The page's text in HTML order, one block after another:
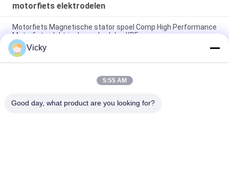
motorfiets elektrodelen
Motorfiets Magnetische stator spoel Comp High Performance
Motorfiets elektrische onderdelen KRF
Elektrische motorfiets relais connector Kriss 100 voor B2B
kopers Goede prestaties Mannelijke 6.3mm
Elektrische schakelaar relais voor NOUVO mannelijke
Vicky
5:55 AM
Good day, what product are you looking for?